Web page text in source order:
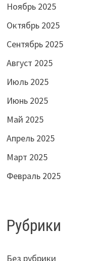
Ноябрь 2025
Октябрь 2025
Сентябрь 2025
Август 2025
Июль 2025
Июнь 2025
Май 2025
Апрель 2025
Март 2025
Февраль 2025
Рубрики
Без рубрики